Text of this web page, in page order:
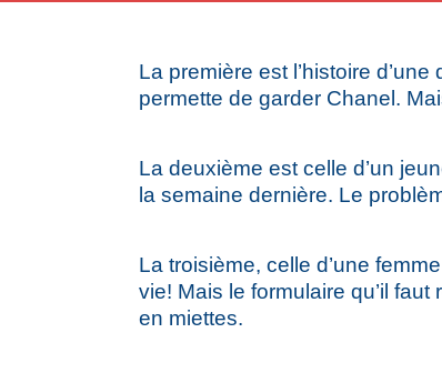
La première est l’histoire
permette de garder Chanel.
La deuxième est celle d’un
la semaine dernière. Le
La troisième, celle d’une
vie! Mais le formulaire qu’il
en miettes.